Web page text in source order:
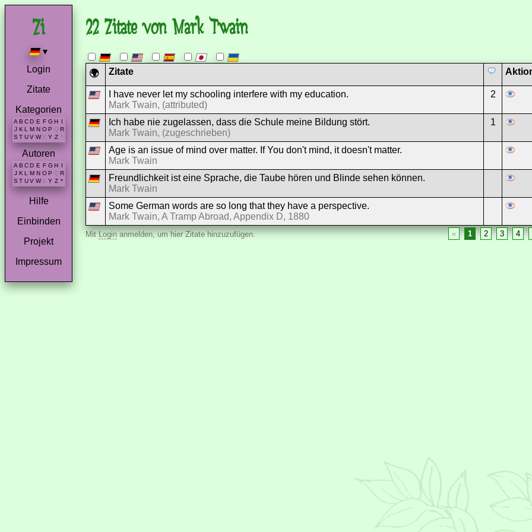
▾
Login
Zitate
Kategorien
A B C D E F G H I
J K L M N O P Q R
S T U V W X Y Z *
Autoren
A B C D E F G H
J K L M N O P Q R
S T U V W X Y Z *
Hilfe
Einbinden
Projekt
Impressum
22 Zitate von Mark Twain
🌍 Zitate
I have never let my schooling interfere with my education.
Mark Twain, (attributed)
2
Ich habe nie zugelassen, dass die Schule meine Bildung stört.
Mark Twain, (zugeschrieben)
1
Age is an issue of mind over matter. If You don't mind, it doesn't matter.
Mark Twain
Freundlichkeit ist eine Sprache, die Taube hören und Blinde sehen können.
Mark Twain
Some German words are so long that they have a perspective.
Mark Twain, A Tramp Abroad, Appendix D, 1880
« 1 2 3 4
MitLoginanmelden, um hier Zitate hinzuzufügen.